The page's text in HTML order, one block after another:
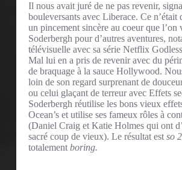
Il nous avait juré de ne pas revenir,
bouleversants avec Liberace. Ce n’était
un pincement sincère au coeur que l’on
Soderbergh pour d’autres aventures,
télévisuelle avec sa série Netflix
Mal lui en a pris de revenir avec du
de braquage à la sauce Hollywood.
loin de son regard surprenant de
ou celui glaçant de terreur avec Effets
Soderbergh réutilise les bons vieux
Ocean’s et utilise ses fameux rôles à
(Daniel Craig et Katie Holmes qui ont
sacré coup de vieux). Le résultat est so
totalement boring.